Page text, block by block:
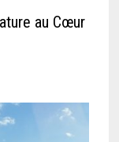
au Cœur